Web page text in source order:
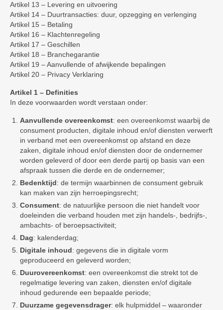
Artikel 13 – Levering en uitvoering
Artikel 14 – Duurtransacties: duur, opzegging en verlenging
Artikel 15 – Betaling
Artikel 16 – Klachtenregeling
Artikel 17 – Geschillen
Artikel 18 – Branchegarantie
Artikel 19 – Aanvullende of afwijkende bepalingen
Artikel 20 – Privacy Verklaring
Artikel 1 – Definities
In deze voorwaarden wordt verstaan onder:
Aanvullende overeenkomst: een overeenkomst waarbij de
consument producten, digitale inhoud en/of diensten verwerft
in verband met een overeenkomst op afstand en deze
zaken, digitale inhoud en/of diensten door de ondernemer
worden geleverd of door een derde partij op basis van een
afspraak tussen die derde en de ondernemer;
Bedenktijd: de termijn waarbinnen de consument gebruik
kan maken van zijn herroepingsrecht;
Consument: de natuurlijke persoon die niet handelt voor
doeleinden die verband houden met zijn handels-, bedrijfs-,
ambachts- of beroepsactiviteit;
Dag: kalenderdag;
Digitale inhoud: gegevens die in digitale vorm
geproduceerd en geleverd worden;
Duurovereenkomst: een overeenkomst die strekt tot de
regelmatige levering van zaken, diensten en/of digitale
inhoud gedurende een bepaalde periode;
Duurzame gegevensdrager: elk hulpmiddel – waaronder